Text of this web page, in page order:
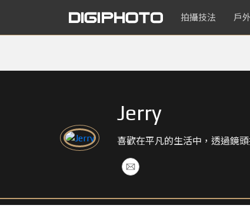
拍攝技法 戶
Jerry
喜歡在平凡的生活中，透過鏡